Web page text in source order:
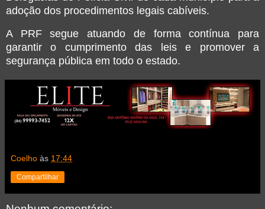
adoção dos procedimentos legais cabíveis.
A PRF segue atuando de forma contínua para
garantir o cumprimento das leis e promover a
segurança pública em todo o estado.
Coelho às 17:44
Compartilhar